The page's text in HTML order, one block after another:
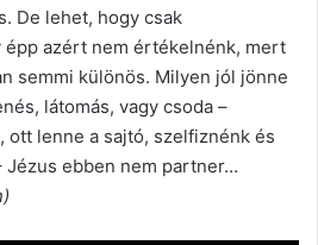
De lehet, hogy csak
épp azért nem értékelnénk, mert
semmi különös. Milyen jól jönne
látomás, vagy csoda –
ott lenne a sajtó, szelfiznénk és
Jézus ebben nem partner…